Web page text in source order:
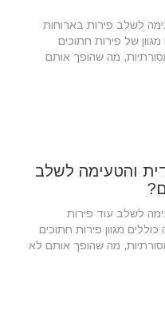
לשלב פירות בארוחות
של פירות חתוכים
מה שהופך אותם
והטעימה לשלב
לשלב עוד פירות
מגוון פירות חתוכים
מה שהופך אותם לא